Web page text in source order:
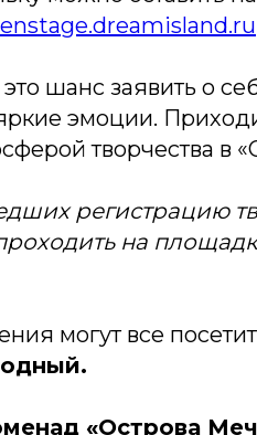
шанс заявить о
эмоции.
творчества в
регистрацию
на
могут все
«Острова